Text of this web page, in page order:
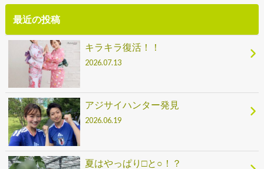
最近の投稿
キラキラ復活！！
2026.07.13
アジサイハンター発見
2026.06.19
夏はやっぱり□と○！？